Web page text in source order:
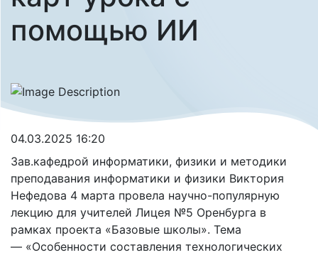
помощью ИИ
04.03.2025 16:20
Зав.кафедрой информатики, физики и методики
преподавания информатики и физики Виктория
Нефедова 4 марта провела научно-популярную
лекцию для учителей Лицея №5 Оренбурга в
рамках проекта «Базовые школы». Тема
— «Особенности составления технологических